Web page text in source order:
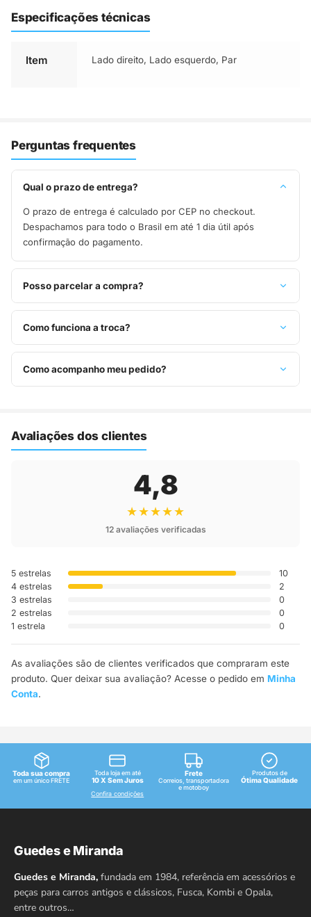
Especificações técnicas
Item Lado direito, Lado esquerdo, Par
Perguntas frequentes
Qual o prazo de entrega?
O prazo de entrega é calculado por CEP no checkout.
Despachamos para todo o Brasil em até 1 dia útil após
confirmação do pagamento.
Posso parcelar a compra?
Sim, parcelamos em até 10x sem juros no cartão de crédito,
ou pague à vista no Pix com 8% de desconto.
Como funciona a troca?
Você tem 7 dias após o recebimento para solicitar troca.
Basta entrar em contato pelo WhatsApp ou e-mail.
Como acompanho meu pedido?
Avaliações dos clientes
4,8
★★★★★
12 avaliações verificadas
5 estrelas
10
4 estrelas
2
3 estrelas
0
2 estrelas
0
1 estrela
0
As avaliações são de clientes verificados que compraram este
produto. Quer deixar sua avaliação? Acesse o pedido em Minha
Conta.
Toda sua compra
em um único FRETE
Toda loja em até
10 X Sem Juros
Confira condições
Frete
Correios, transportadora
e motoboy
Produtos de
Ótima Qualidade
Guedes e Miranda
Guedes e Miranda, fundada em 1984, referência em acessórios e
peças para carros antigos e clássicos, Fusca, Kombi e Opala,
entre outros…